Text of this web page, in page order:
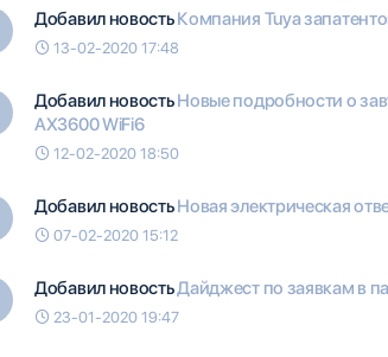
Добавил новостьКомпания Tuya
13-02-2020 17:48
Добавил новостьНовые подробности о
AX3600 WiFi6
12-02-2020 18:50
Добавил новостьНовая электрическая
07-02-2020 15:12
Добавил новостьДайджест по заявкам в
23-01-2020 19:47